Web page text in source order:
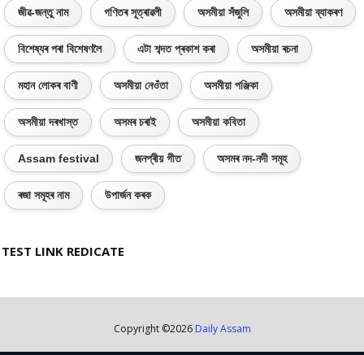
জীৱ-জন্তু নাম গণিতৰ সূত্ৰাৱলী অসমীয়া সঁজুলি অসমীয়া ব্যাকৰণ
বিশেষ্যৰ পৰা বিশেষণলৈ এটা শব্দত প্ৰকাশ কৰা অসমীয়া ৰচনা
মহান লোকৰ বাণী অসমীয়া নেওঁতা অসমীয়া পঞ্জিকা
অসমীয়া দৰখাস্ত অসমৰ চৰাই অসমীয়া কবিতা
Assam festival জনপ্ৰীয় গীত অসমৰ নদ-নদী সমূহ
ৰজা সমূহৰ নাম উপাৰ্জন কৰক
TEST LINK REDICATE
Copyright ©2026 Daily Assam